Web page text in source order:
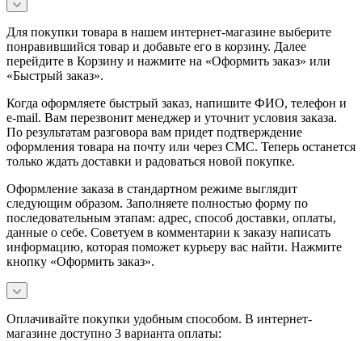
Для покупки товара в нашем интернет-магазине выберите
понравившийся товар и добавьте его в корзину. Далее
перейдите в Корзину и нажмите на «Оформить заказ» или
«Быстрый заказ».
Когда оформляете быстрый заказ, напишите ФИО, телефон и
e-mail. Вам перезвонит менеджер и уточнит условия заказа.
По результатам разговора вам придет подтверждение
оформления товара на почту или через СМС. Теперь останется
только ждать доставки и радоваться новой покупке.
Оформление заказа в стандартном режиме выглядит
следующим образом. Заполняете полностью форму по
последовательным этапам: адрес, способ доставки, оплаты,
данные о себе. Советуем в комментарии к заказу написать
информацию, которая поможет курьеру вас найти. Нажмите
кнопку «Оформить заказ».
Оплачивайте покупки удобным способом. В интернет-
магазине доступно 3 варианта оплаты: